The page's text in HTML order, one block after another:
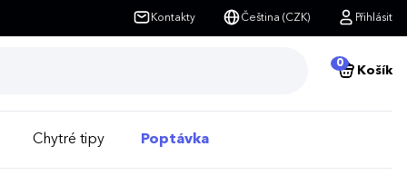
Kontakty Čeština (CZK) Přihlásit
0
Košík
Chytré tipy Poptávka